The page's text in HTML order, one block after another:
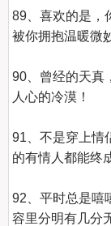
89、喜欢的是，
被你拥抱温暖微
90、曾经的天真
人心的冷漠！
91、不是穿上情
的有情人都能终
92、平时总是嘻
容里分明有几分